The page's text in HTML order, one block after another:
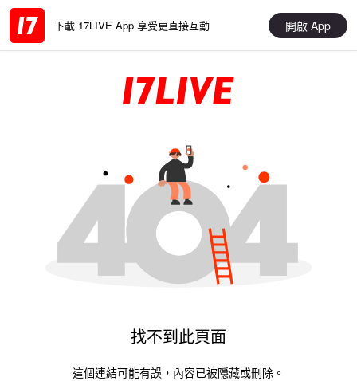
下載 17LIVE App 享受更直接互動 開啟 App
找不到此頁面
這個連結可能有誤，內容已被隱藏或刪除。